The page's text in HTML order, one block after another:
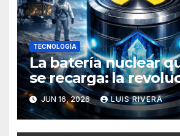
TECNOLOGÍA
La batería nuclear
se recarga: la
energética que
transformar todos
dispositivos
JUN 16, 2026 LUIS RIVERA